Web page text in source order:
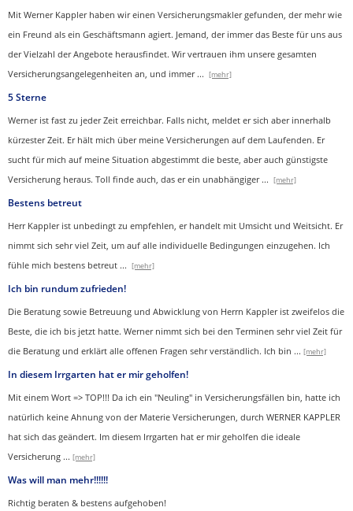
Mit Werner Kappler haben wir einen Ver­sicherungs­makler gefunden, der mehr wie
ein Freund als ein Geschäftsmann agiert. Jemand, der immer das Beste für uns aus
der Vielzahl der Angebote herausfindet. Wir vertrauen ihm unsere gesamten
Versicherungsangelegenheiten an, und immer... [mehr]
5 Sterne
Werner ist fast zu jeder Zeit erreichbar. Falls nicht, meldet er sich aber innerhalb
kürzester Zeit. Er hält mich über meine Versicherungen auf dem Laufenden. Er
sucht für mich auf meine Situation abgestimmt die beste, aber auch günstigste
Versicherung heraus. Toll finde auch, das er ein unabhängiger ... [mehr]
Bestens betreut
Herr Kappler ist unbedingt zu empfehlen, er handelt mit Umsicht und Weitsicht. Er
nimmt sich sehr viel Zeit, um auf alle individuelle Bedingungen einzugehen. Ich
fühle mich bestens betreut ... [mehr]
Ich bin rundum zufrieden!
Die Beratung sowie Betreuung und Abwicklung von Herrn Kappler ist zweifelos die
Beste, die ich bis jetzt hatte. Werner nimmt sich bei den Terminen sehr viel Zeit für
die Beratung und erklärt alle offenen Fragen sehr verständlich. Ich bin ... [mehr]
In diesem Irrgarten hat er mir geholfen!
Mit einem Wort => TOP!!! Da ich ein "Neuling" in Versicherungsfällen bin, hatte ich
natürlich keine Ahnung von der Materie Versicherungen, durch WERNER KAPPLER
hat sich das geändert. Im diesem Irrgarten hat er mir geholfen die ideale
Versicherung ... [mehr]
Was will man mehr!!!!!!
Richtig beraten & bestens aufgehoben!